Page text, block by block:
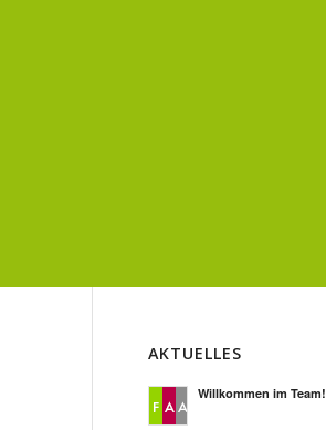
AKTUELLES
Willkommen im Team!